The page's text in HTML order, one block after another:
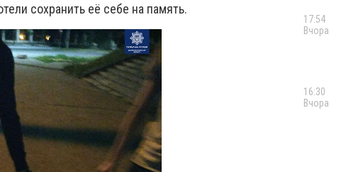
сохранить её себе на память.
17:54
Вчора
16:30
Вчора